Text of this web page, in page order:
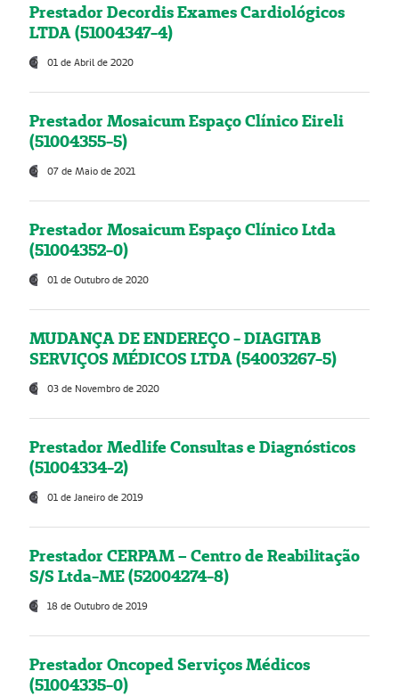
Prestador Decordis Exames Cardiológicos
LTDA (51004347-4)
01 de Abril de 2020
Prestador Mosaicum Espaço Clínico Eireli
(51004355-5)
07 de Maio de 2021
Prestador Mosaicum Espaço Clínico Ltda
(51004352-0)
01 de Outubro de 2020
MUDANÇA DE ENDEREÇO - DIAGITAB
SERVIÇOS MÉDICOS LTDA (54003267-5)
03 de Novembro de 2020
Prestador Medlife Consultas e Diagnósticos
(51004334-2)
01 de Janeiro de 2019
Prestador CERPAM – Centro de Reabilitação
S/S Ltda-ME (52004274-8)
18 de Outubro de 2019
Prestador Oncoped Serviços Médicos
(51004335-0)